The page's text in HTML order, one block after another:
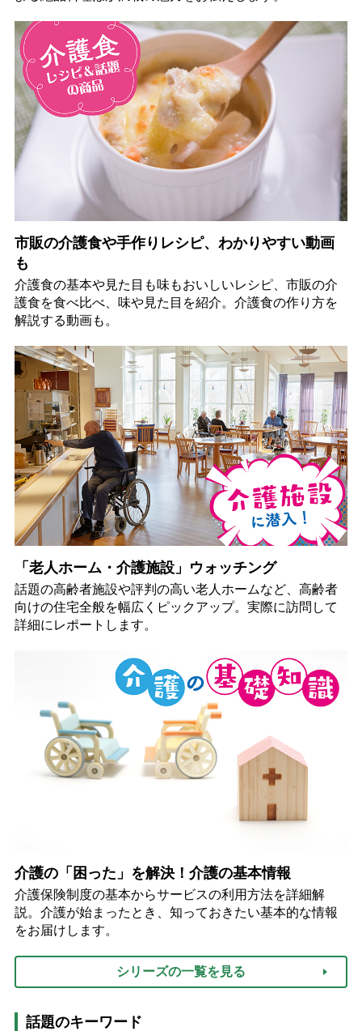
市販の介護食や手作りレシピ、わかりやすい動画
も
介護食の基本や見た目も味もおいしいレシピ、市販の介
護食を食べ比べ、味や見た目を紹介。介護食の作り方を
解説する動画も。
「老人ホーム・介護施設」ウォッチング
話題の高齢者施設や評判の高い老人ホームなど、高齢者
向けの住宅全般を幅広くピックアップ。実際に訪問して
詳細にレポートします。
介護の「困った」を解決！介護の基本情報
介護保険制度の基本からサービスの利用方法を詳細解
説。介護が始まったとき、知っておきたい基本的な情報
をお届けします。
シリーズの一覧を見る
話題のキーワード